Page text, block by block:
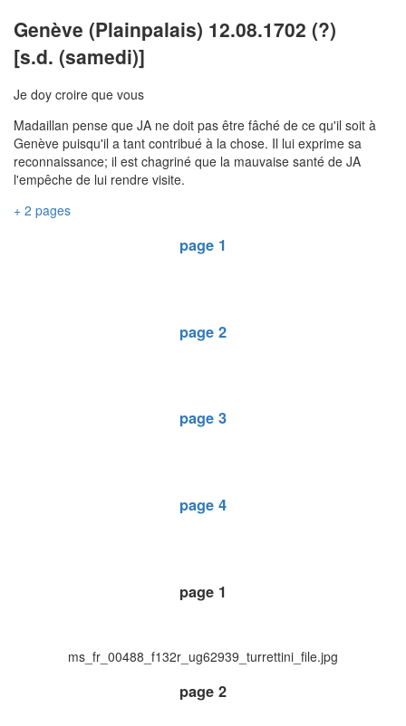
Genève (Plainpalais) 12.08.1702 (?)
[s.d. (samedi)]
Je doy croire que vous
Madaillan pense que JA ne doit pas être fâché de ce qu'il soit à
Genève puisqu'il a tant contribué à la chose. Il lui exprime sa
reconnaissance; il est chagriné que la mauvaise santé de JA
l'empêche de lui rendre visite.
+ 2 pages
page 1
page 2
page 3
page 4
page 1
ms_fr_00488_f132r_ug62939_turrettini_file.jpg
page 2